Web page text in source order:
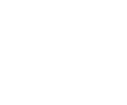
y usuarias